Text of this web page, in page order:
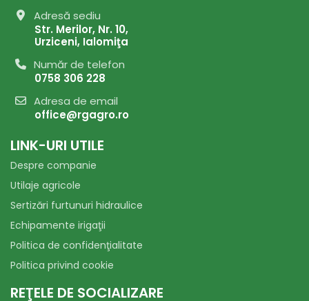
Adresă sediu
Str. Merilor, Nr. 10,
Urziceni, Ialomiţa
Număr de telefon
0758 306 228
Adresa de email
office@rgagro.ro
LINK-URI UTILE
Despre companie
Utilaje agricole
Sertizări furtunuri hidraulice
Echipamente irigaţii
Politica de confidenţialitate
Politica privind cookie
REŢELE DE SOCIALIZARE